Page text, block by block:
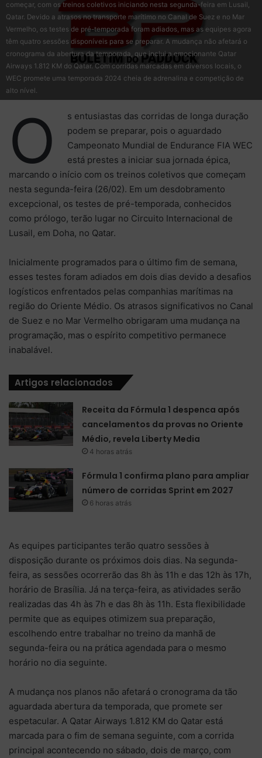
começar, com os treinos coletivos iniciando nesta segunda-feira em Lusail,
Qatar. Devido a atrasos no transporte marítimo no Canal de Suez e no Mar
Vermelho, os testes de pré-temporada foram adiados, mas as equipes agora
têm quatro sessões disponíveis para se preparar. A mudança não afetará o
cronograma da abertura da temporada, que inclui a emocionante Qatar
Airways 1.812 KM do Qatar. Com corridas marcadas em diversos locais, o
WEC promete uma temporada 2024 cheia de adrenalina e competição de
alto nível.
O
s entusiastas das corridas de longa duração
podem se preparar, pois o aguardado
Campeonato Mundial de Endurance FIA WEC
está prestes a iniciar sua jornada épica,
marcando o início com os treinos coletivos que começam
nesta segunda-feira (26/02). Em um desdobramento
excepcional, os testes de pré-temporada, conhecidos
como prólogo, terão lugar no Circuito Internacional de
Lusail, em Doha, no Qatar.
Inicialmente programados para o último fim de semana,
esses testes foram adiados em dois dias devido a desafios
logísticos enfrentados pelas companhias marítimas na
região do Oriente Médio. Os atrasos significativos no Canal
de Suez e no Mar Vermelho obrigaram uma mudança na
programação, mas o espírito competitivo permanece
inabalável.
Artigos relacionados
Receita da Fórmula 1 despenca após
cancelamentos da provas no Oriente
Médio, revela Liberty Media
4 horas atrás
Fórmula 1 confirma plano para ampliar
número de corridas Sprint em 2027
6 horas atrás
As equipes participantes terão quatro sessões à
disposição durante os próximos dois dias. Na segunda-
feira, as sessões ocorrerão das 8h às 11h e das 12h às 17h,
horário de Brasília. Já na terça-feira, as atividades serão
realizadas das 4h às 7h e das 8h às 11h. Esta flexibilidade
permite que as equipes otimizem sua preparação,
escolhendo entre trabalhar no treino da manhã de
segunda-feira ou na prática agendada para o mesmo
horário no dia seguinte.
A mudança nos planos não afetará o cronograma da tão
aguardada abertura da temporada, que promete ser
espetacular. A Qatar Airways 1.812 KM do Qatar está
marcada para o fim de semana seguinte, com a corrida
principal acontecendo no sábado, dois de março, com